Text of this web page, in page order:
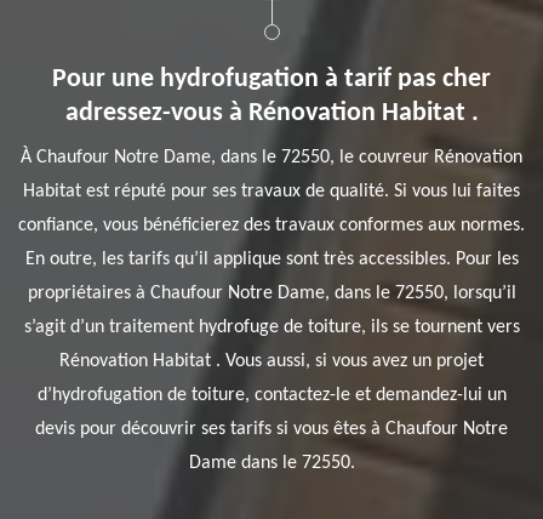
Pour une hydrofugation à tarif pas cher
adressez-vous à Rénovation Habitat .
À Chaufour Notre Dame, dans le 72550, le couvreur Rénovation
Habitat est réputé pour ses travaux de qualité. Si vous lui faites
confiance, vous bénéficierez des travaux conformes aux normes.
En outre, les tarifs qu’il applique sont très accessibles. Pour les
propriétaires à Chaufour Notre Dame, dans le 72550, lorsqu’il
s’agit d’un traitement hydrofuge de toiture, ils se tournent vers
Rénovation Habitat . Vous aussi, si vous avez un projet
d’hydrofugation de toiture, contactez-le et demandez-lui un
devis pour découvrir ses tarifs si vous êtes à Chaufour Notre
Dame dans le 72550.